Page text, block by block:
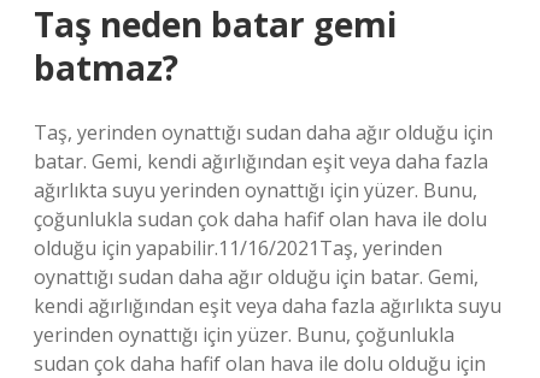
Taş neden batar gemi
batmaz?
Taş, yerinden oynattığı sudan daha ağır olduğu için
batar. Gemi, kendi ağırlığından eşit veya daha fazla
ağırlıkta suyu yerinden oynattığı için yüzer. Bunu,
çoğunlukla sudan çok daha hafif olan hava ile dolu
olduğu için yapabilir.11/16/2021Taş, yerinden
oynattığı sudan daha ağır olduğu için batar. Gemi,
kendi ağırlığından eşit veya daha fazla ağırlıkta suyu
yerinden oynattığı için yüzer. Bunu, çoğunlukla
sudan çok daha hafif olan hava ile dolu olduğu için